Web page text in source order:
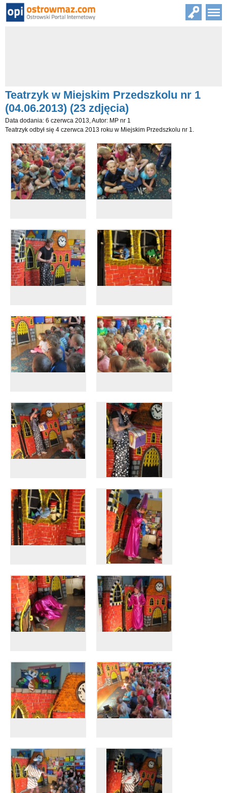
Teatrzyk w Miejskim Przedszkolu nr 1
(04.06.2013) (23 zdjęcia)
Data dodania: 6 czerwca 2013, Autor: MP nr 1
Teatrzyk odbył się 4 czerwca 2013 roku w Miejskim Przedszkolu nr 1.